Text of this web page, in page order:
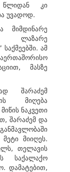
წლიდან კი
უვადოდ.
მიმდინარე
ლაზარე
ამ
მასზე
შარაძემ
მიღება
ნაკვეთი
შარაძემ და
მიიღეს.
თელავის
საქალაქო
დამატებით,